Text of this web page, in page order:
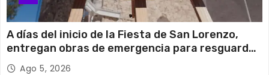
A días del inicio de la Fiesta de San Lorenzo,
entregan obras de emergencia para resguardar
su histórico campanario
Ago 5, 2026